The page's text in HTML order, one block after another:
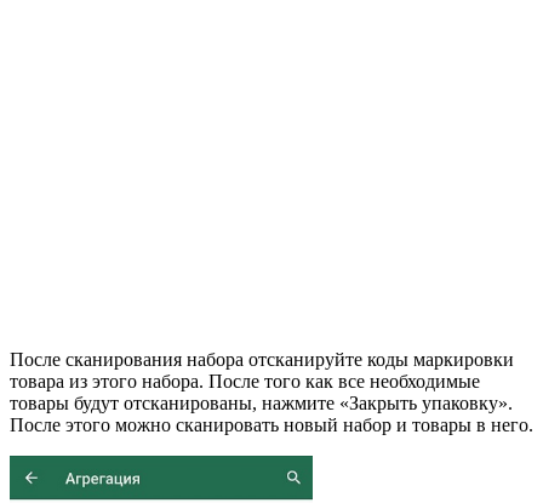
После сканирования набора отсканируйте коды маркировки
товара из этого набора. После того как все необходимые
товары будут отсканированы, нажмите «Закрыть упаковку».
После этого можно сканировать новый набор и товары в него.